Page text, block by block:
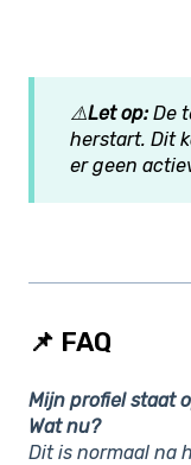
⚠️Let op: De
herstart. Dit
er geen
📌 FAQ
Mijn profiel staat
Wat nu?
Dit is normaal na